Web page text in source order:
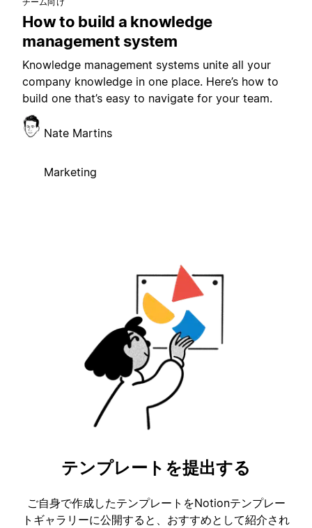
How to build a knowledge
management system
Knowledge management systems unite all your
company knowledge in one place. Here’s how to
build one that’s easy to navigate for your team.
Nate Martins
Marketing
テンプレートを提出する
ご自身で作成したテンプレートをNotionテンプレー
トギャラリーに公開すると、おすすめとして紹介され